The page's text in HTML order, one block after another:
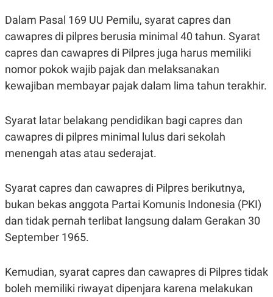
Dalam Pasal 169 UU Pemilu, syarat capres dan
cawapres di pilpres berusia minimal 40 tahun. Syarat
capres dan cawapres di Pilpres juga harus memiliki
nomor pokok wajib pajak dan melaksanakan
kewajiban membayar pajak dalam lima tahun terakhir.
Syarat latar belakang pendidikan bagi capres dan
cawapres di pilpres minimal lulus dari sekolah
menengah atas atau sederajat.
Syarat capres dan cawapres di Pilpres berikutnya,
bukan bekas anggota Partai Komunis Indonesia (PKI)
dan tidak pernah terlibat langsung dalam Gerakan 30
September 1965.
Kemudian, syarat capres dan cawapres di Pilpres tidak
boleh memiliki riwayat dipenjara karena melakukan